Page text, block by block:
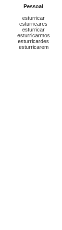
Pessoal
esturricar
esturricares
esturricar
esturricarmos
esturricardes
esturricarem